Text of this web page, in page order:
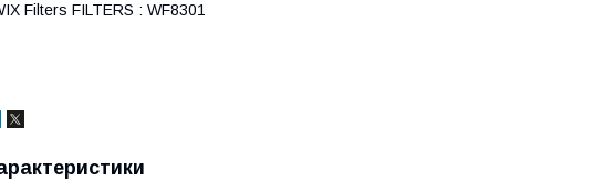
Filters FILTERS : WF8301